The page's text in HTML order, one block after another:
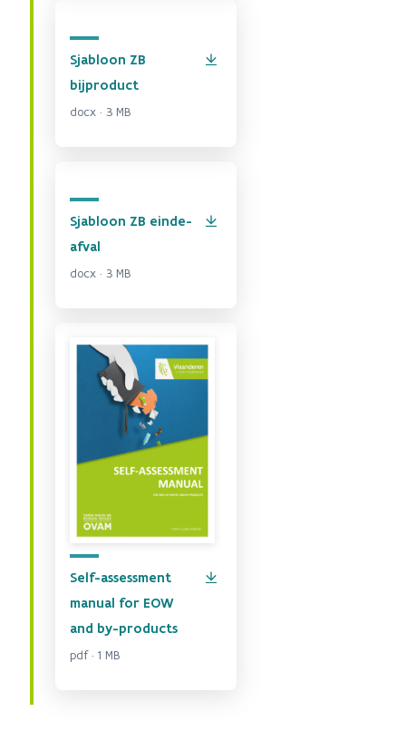
Sjabloon ZB
bijproduct
docx · 3 MB
Sjabloon ZB einde-
afval
docx · 3 MB
Self-assessment
manual for EOW
and by-products
pdf · 1 MB